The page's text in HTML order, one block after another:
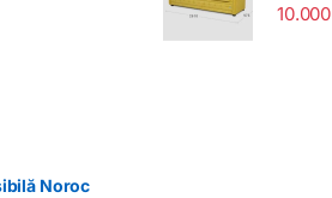
Noroc
10.000